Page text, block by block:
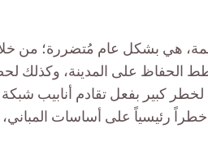
هي بشكل عام مُتضررة؛ من
الحفاظ على المدينة، وكذلك
لخطر كبير بفعل تقادم أنابيب
رئيسياً على أساسات